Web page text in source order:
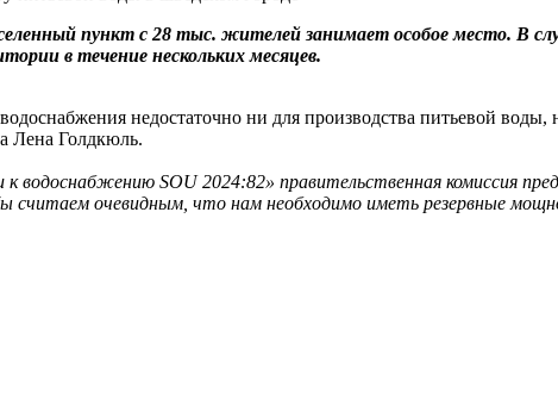
пункт с 28 тыс. жителей занимает особое место. В
в течение нескольких месяцев.
недостаточно ни для производства питьевой
Лена Голдкюль.
водоснабжению SOU 2024:82» правительственная комиссия
считаем очевидным, что нам необходимо иметь резервные